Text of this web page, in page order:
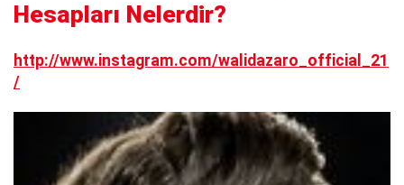
Hesapları Nelerdir?
http://www.instagram.com/walidazaro_official_21
/